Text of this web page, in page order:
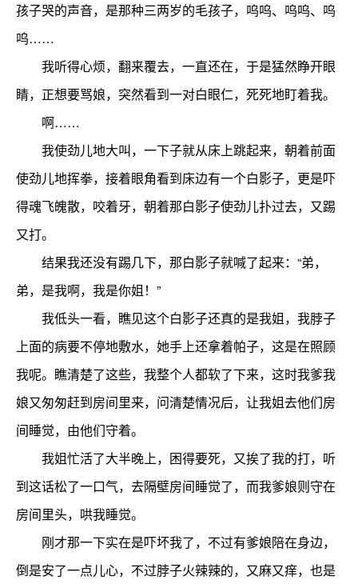
孩子哭的声音，是那种三两岁的毛孩子，呜呜、呜呜、呜
呜……
我听得心烦，翻来覆去，一直还在，于是猛然睁开眼
睛，正想要骂娘，突然看到一对白眼仁，死死地盯着我。
啊……
我使劲儿地大叫，一下子就从床上跳起来，朝着前面
使劲儿地挥拳，接着眼角看到床边有一个白影子，更是吓
得魂飞魄散，咬着牙，朝着那白影子使劲儿扑过去，又踢
又打。
结果我还没有踢几下，那白影子就喊了起来：“弟，
弟，是我啊，我是你姐！”
我低头一看，瞧见这个白影子还真的是我姐，我脖子
上面的病要不停地敷水，她手上还拿着帕子，这是在照顾
我呢。瞧清楚了这些，我整个人都软了下来，这时我爹我
娘又匆匆赶到房间里来，问清楚情况后，让我姐去他们房
间睡觉，由他们守着。
我姐忙活了大半晚上，困得要死，又挨了我的打，听
到这话松了一口气，去隔壁房间睡觉了，而我爹娘则守在
房间里头，哄我睡觉。
刚才那一下实在是吓坏我了，不过有爹娘陪在身边，
倒是安了一点儿心，不过脖子火辣辣的，又麻又痒，也是